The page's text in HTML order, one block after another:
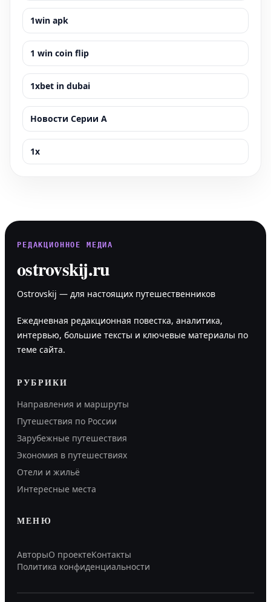
1win apk
1 win coin flip
1xbet in dubai
Новости Серии А
1x
РЕДАКЦИОННОЕ МЕДИА
ostrovskij.ru
Ostrovskij — для настоящих путешественников
Ежедневная редакционная повестка, аналитика,
интервью, большие тексты и ключевые материалы по
теме сайта.
РУБРИКИ
Направления и маршруты
Путешествия по России
Зарубежные путешествия
Экономия в путешествиях
Отели и жильё
Интересные места
МЕНЮ
АвторыО проектеКонтакты
Политика конфиденциальности